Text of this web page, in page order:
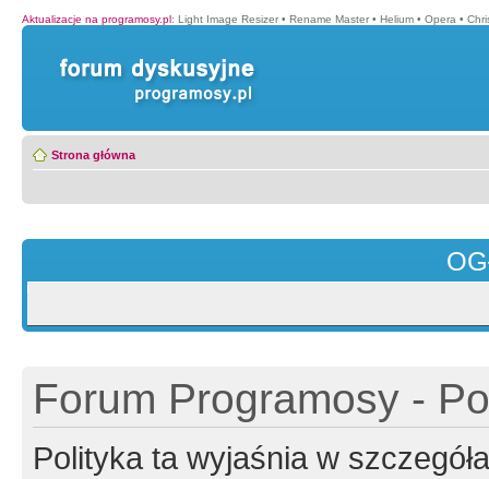
Aktualizacje na programosy.pl: Light Image Resizer • Rename Master • Helium • Opera •
Strona główna
Forum Programosy -
Polityka ta wyjaśnia w